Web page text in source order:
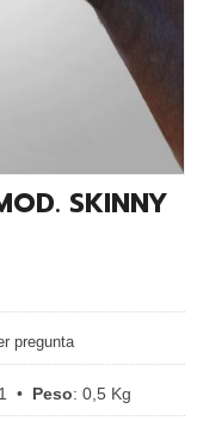
SKINNY
pregunta
• Peso: 0,5 Kg